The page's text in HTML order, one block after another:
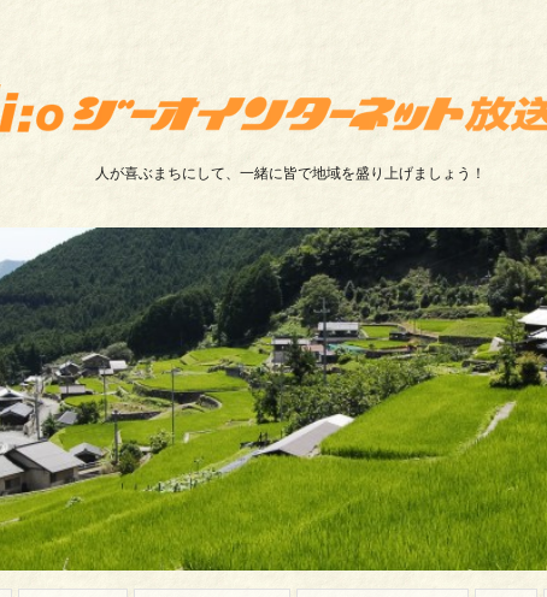
人が喜ぶまちにして、一緒に皆で地域を盛り上げましょう！